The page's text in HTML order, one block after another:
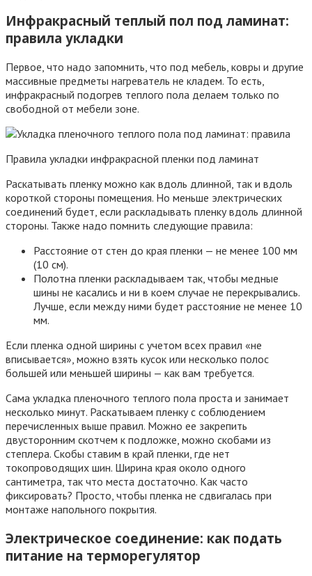
Инфракрасный теплый пол под ламинат:
правила укладки
Первое, что надо запомнить, что под мебель, ковры и другие
массивные предметы нагреватель не кладем. То есть,
инфракрасный подогрев теплого пола делаем только по
свободной от мебели зоне.
Правила укладки инфракрасной пленки под ламинат
Раскатывать пленку можно как вдоль длинной, так и вдоль
короткой стороны помещения. Но меньше электрических
соединений будет, если раскладывать пленку вдоль длинной
стороны. Также надо помнить следующие правила:
Расстояние от стен до края пленки — не менее 100 мм
(10 см).
Полотна пленки раскладываем так, чтобы медные
шины не касались и ни в коем случае не перекрывались.
Лучше, если между ними будет расстояние не менее 10
мм.
Если пленка одной ширины с учетом всех правил «не
вписывается», можно взять кусок или несколько полос
большей или меньшей ширины — как вам требуется.
Сама укладка пленочного теплого пола проста и занимает
несколько минут. Раскатываем пленку с соблюдением
перечисленных выше правил. Можно ее закрепить
двусторонним скотчем к подложке, можно скобами из
степлера. Скобы ставим в край пленки, где нет
токопроводящих шин. Ширина края около одного
сантиметра, так что места достаточно. Как часто
фиксировать? Просто, чтобы пленка не сдвигалась при
монтаже напольного покрытия.
Электрическое соединение: как подать
питание на терморегулятор